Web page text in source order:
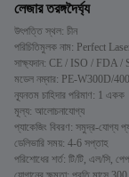
লেজার তরঙ্গদৈর্ঘ্য
উৎপত্তি স্থল: চীন
পরিচিতিমুলক নাম: Perfect
সাক্ষ্যদান: CE / ISO / FDA
মডেল নম্বার: PE-W300D/
ন্যূনতম চাহিদার পরিমাণ: 1 একক
মূল্য: আলোচনাযোগ্য
প্যাকেজিং বিবরণ: সমুদ্র-যোগ্য
ডেলিভারি সময়: 4-6 সপ্তাহ
পরিশোধের শর্ত: টি/টি, এল/সি,